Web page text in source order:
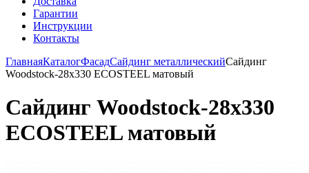
Гарантии
Инструкции
Контакты
ГлавнаяКаталогФасадСайдинг металлическийСайдинг
Woodstock-28х330 ECOSTEEL матовый
Сайдинг Woodstock-28х330
ECOSTEEL матовый